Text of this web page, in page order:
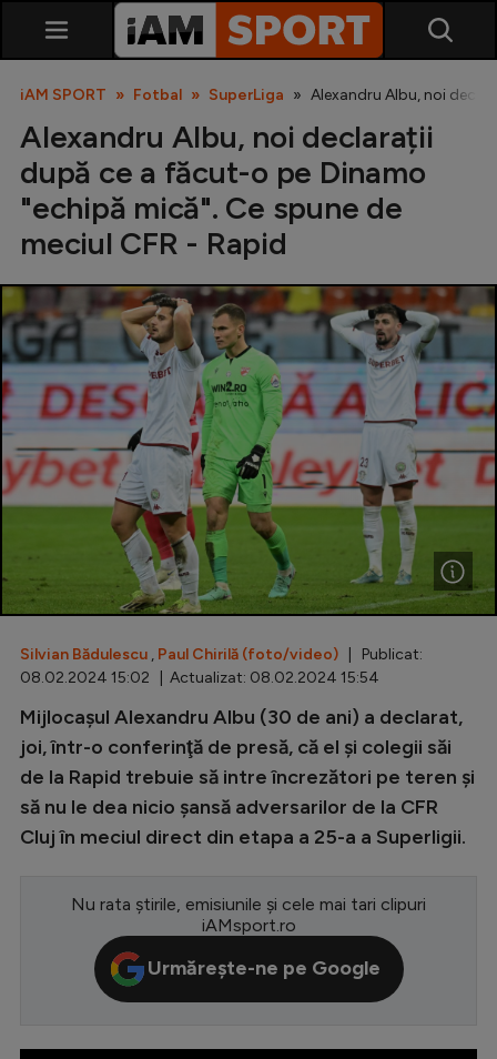
SuperLiga
Liga 2
Cupa României
Echipa Națională
U21
Fotbal feminin
Special
Diverse
Inedit
Clasamente
Champions League
Europa League
CM 2026
Premier League
LaLiga
iAM SPORT Fotbal SuperLiga Alexandru Albu, noi
Alexandru Albu, noi declarații
după ce a făcut-o pe Dinamo
"echipă mică". Ce spune de
meciul CFR - Rapid
Silvian Bădulescu , Paul Chirilă (foto/video) | Publicat:
08.02.2024 15:02 | Actualizat: 08.02.2024 15:54
Mijlocașul Alexandru Albu (30 de ani) a declarat,
joi, într-o conferinţă de presă, că el şi colegii săi
de la Rapid trebuie să intre încrezători pe teren şi
să nu le dea nicio şansă adversarilor de la CFR
Cluj în meciul direct din etapa a 25-a a Superligii.
Nu rata știrile, emisiunile și cele mai tari clipuri
iAMsport.ro
Urmărește-ne pe Google